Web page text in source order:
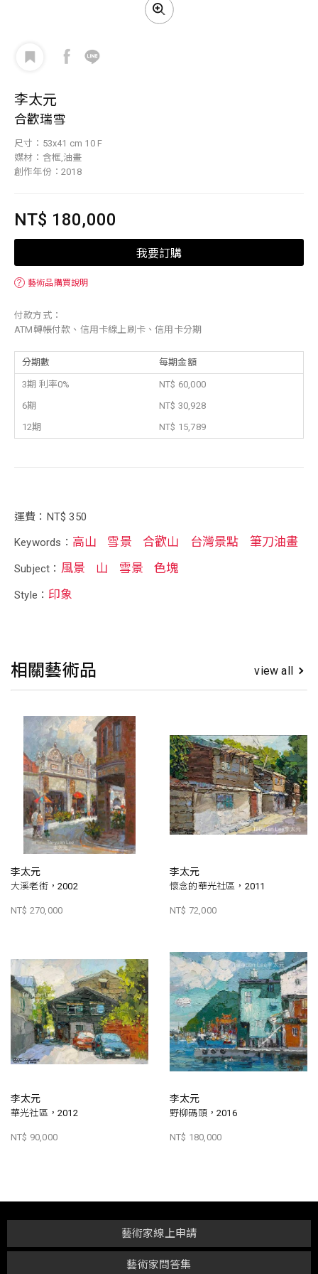
李太元
合歡瑞雪
尺寸：53x41 cm 10 F
媒材：含框,油畫
創作年份：2018
NT$ 180,000
我要訂購
？ 藝術品購買說明
付款方式：
ATM轉帳付款、信用卡線上刷卡、信用卡分期
分期數 每期金額
3期 利率0%
NT$ 60,000
6期
NT$ 30,928
12期
NT$ 15,789
運費：NT$ 350
Keywords： 高山 雪景 合歡山 台灣景點 筆刀油畫
Subject： 風景 山 雪景 色塊
Style： 印象
相關藝術品 view all
李太元
大溪老街，2002
NT$ 270,000
李太元
懷念的華光社區，2011
NT$ 72,000
李太元
華光社區，2012
NT$ 90,000
李太元
野柳碼頭，2016
NT$ 180,000
藝術家問答集
藝術家線上申請